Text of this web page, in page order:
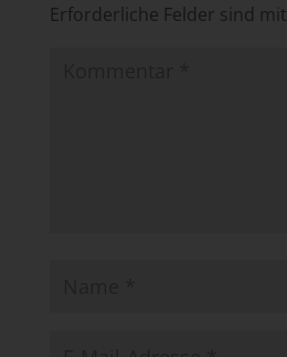
Erforderliche Felder sind mit